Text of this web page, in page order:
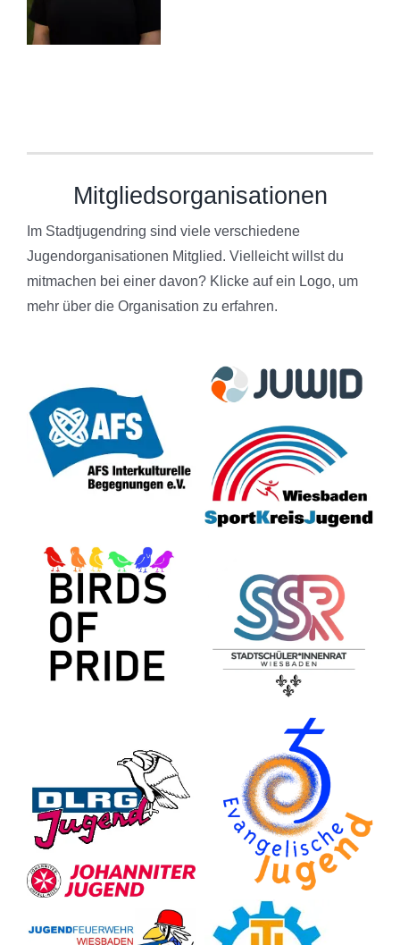
Mitgliedsorganisationen
Im Stadtjugendring sind viele verschiedene
Jugendorganisationen Mitglied. Vielleicht willst du
mitmachen bei einer davon? Klicke auf ein Logo, um
mehr über die Organisation zu erfahren.